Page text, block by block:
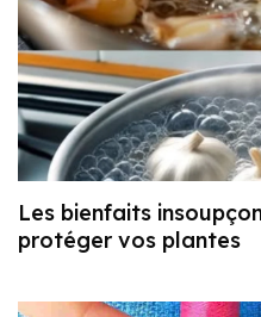
Les bienfaits
protéger vos plantes